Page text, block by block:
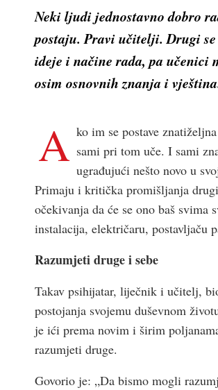
Neki ljudi jednostavno dobro
postaju. Pravi učitelji. Drugi
ideje i načine rada, pa učenici
osim osnovnih znanja i
A ko im se postave
sami pri tom uče. I sami
ugrađujući nešto novo u
Primaju i kritička promišljanja
očekivanja da će se ono baš
instalacija, električaru,
Razumjeti druge i sebe
Takav psihijatar, liječnik i učitelj,
postojanja svojemu duševnom
je ići prema novim i širim
razumjeti druge.
Govorio je: „Da bismo mogli